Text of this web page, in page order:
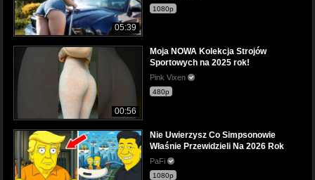
05:39
1080p
00:56
Moja NOWA Kolekcja Strojów
Sportowych na 2025 rok!
Pink Vixen
480p
Nie Uwierzysz Co Simpsonowie
Właśnie Przewidzieli Na 2026 Rok
PaFi
1080p